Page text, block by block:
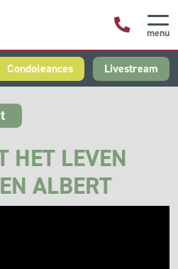
menu
Condoleances Livestream
HET LEVEN
ALBERT